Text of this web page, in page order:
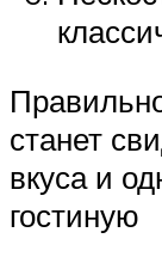
станет
вкуса и
гостиную